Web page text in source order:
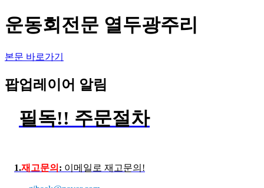
운동회전문 열두광주리
본문 바로가기
팝업레이어 알림
필독!! 주문절차
1.재고문의 : 이메일로 재고문의!